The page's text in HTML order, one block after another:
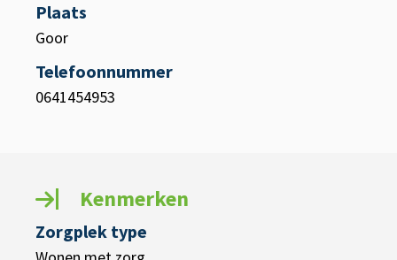
Plaats
Goor
Telefoonnummer
0641454953
Kenmerken
Zorgplek type